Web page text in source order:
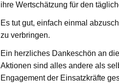
ihre Wertschätzung für den
Es tut gut, einfach einmal
zu verbringen.
Ein herzliches Dankeschön an
Aktionen sind alles andere als
Engagement der Einsatzkräfte